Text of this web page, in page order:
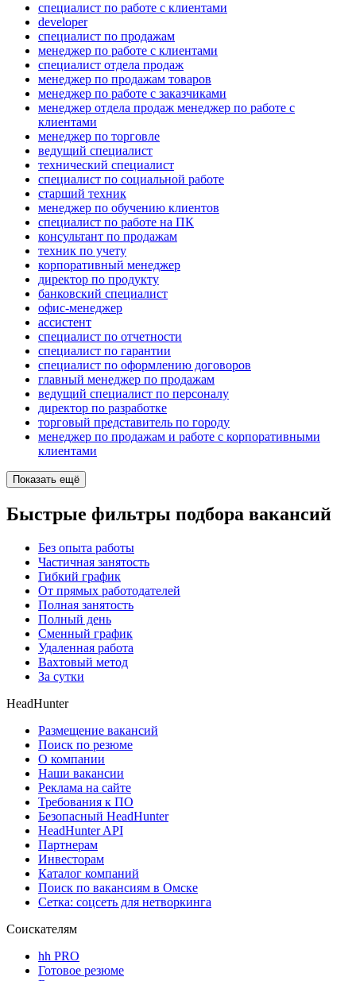
специалист по работе с клиентами
developer
специалист по продажам
менеджер по работе с клиентами
специалист отдела продаж
менеджер по продажам товаров
менеджер по работе с заказчиками
менеджер отдела продаж менеджер по работе с
клиентами
менеджер по торговле
ведущий специалист
технический специалист
специалист по социальной работе
старший техник
менеджер по обучению клиентов
специалист по работе на ПК
консультант по продажам
техник по учету
корпоративный менеджер
директор по продукту
банковский специалист
офис-менеджер
ассистент
специалист по отчетности
специалист по гарантии
специалист по оформлению договоров
главный менеджер по продажам
ведущий специалист по персоналу
директор по разработке
торговый представитель по городу
менеджер по продажам и работе с корпоративными
клиентами
Показать ещё
Быстрые фильтры подбора вакансий
Без опыта работы
Частичная занятость
Гибкий график
От прямых работодателей
Полная занятость
Полный день
Сменный график
Удаленная работа
Вахтовый метод
За сутки
HeadHunter
Размещение вакансий
Поиск по резюме
О компании
Наши вакансии
Реклама на сайте
Требования к ПО
Безопасный HeadHunter
HeadHunter API
Партнерам
Инвесторам
Каталог компаний
Поиск по вакансиям в Омске
Сетка: соцсеть для нетворкинга
Соискателям
hh PRO
Готовое резюме